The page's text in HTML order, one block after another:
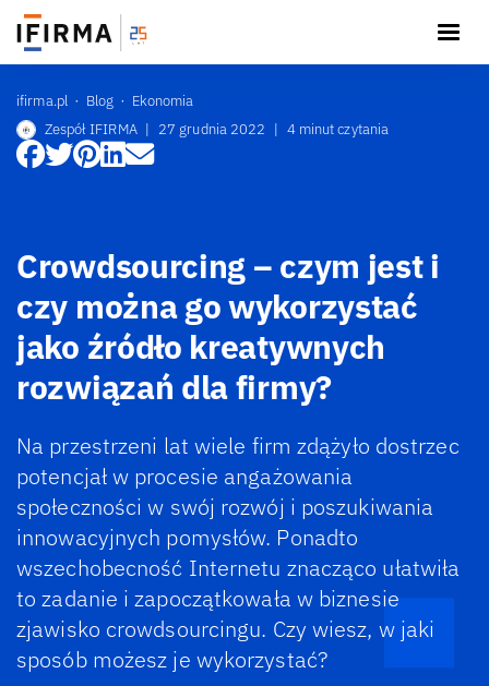
ifirma.pl Blog
Ekonomia
Zespół IFIRMA | 27 grudnia 2022 | 4 minut czytania
Crowdsourcing – czym jest i
czy można go wykorzystać
jako źródło kreatywnych
rozwiązań dla firmy?
Na przestrzeni lat wiele firm zdążyło dostrzec
potencjał w procesie angażowania
społeczności w swój rozwój i poszukiwania
innowacyjnych pomysłów. Ponadto
wszechobecność Internetu znacząco ułatwiła
to zadanie i zapoczątkowała w biznesie
zjawisko crowdsourcingu. Czy wiesz, w jaki
sposób możesz je wykorzystać?